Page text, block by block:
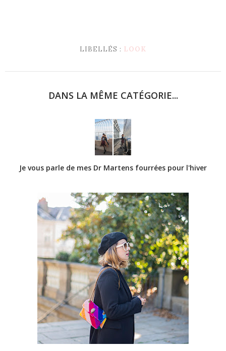
LIBELLÉS : LOOK
DANS LA MÊME CATÉGORIE...
Je vous parle de mes Dr Martens fourrées pour l'hiver